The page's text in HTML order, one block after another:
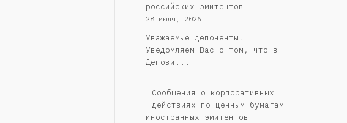
российских эмитентов
28 июля, 2026
Уважаемые депоненты!
Уведомляем Вас о том, что в
Депози...
Сообщения о корпоративных
действиях по ценным бумагам
иностранных эмитентов